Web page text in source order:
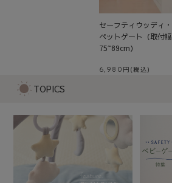
セーフティウッディ・
ペットゲート（取付幅
75~89cm）
6,980
TOPICS